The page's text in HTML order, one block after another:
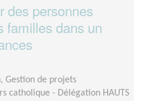
des personnes
familles dans un
Gestion de projets
catholique - Délégation HAUTS